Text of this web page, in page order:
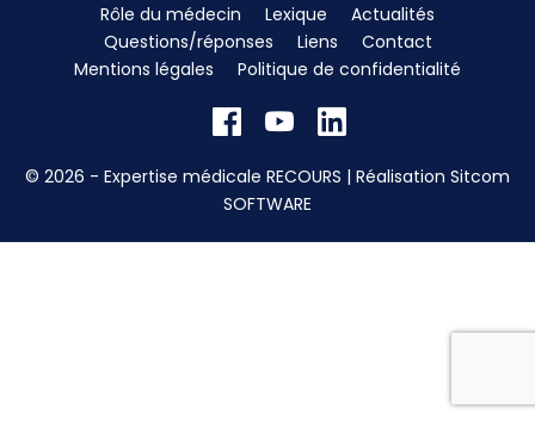
Rôle du médecin
Lexique
Actualités
Questions/réponses
Liens
Contact
Mentions légales
Politique de confidentialité
© 2026 - Expertise médicale RECOURS | Réalisation Sitcom
SOFTWARE